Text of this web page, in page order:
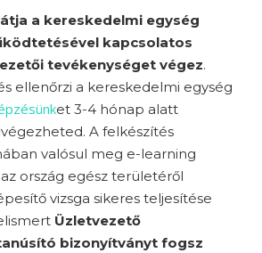
a kereskedelmi egység
kapcsolatos
tevékenységet végez.
ellenőrzi a kereskedelmi egység
et 3-4 hónap alatt
A felkészítés
valósul meg e-learning
ország egész területéről
vizsga sikeres teljesítése
Üzletvezető
bizonyítványt fogsz